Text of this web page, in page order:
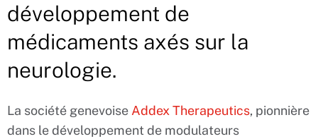
développement de
médicaments axés sur la
neurologie.
La société genevoise Addex Therapeutics, pionnière
dans le développement de modulateurs